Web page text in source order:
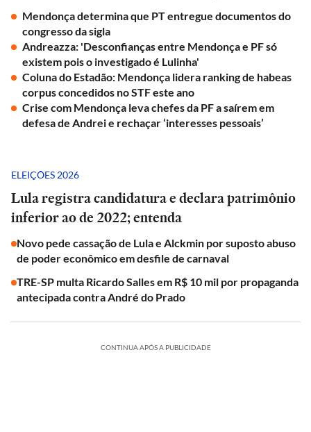
Mendonça determina que PT entregue documentos do
congresso da sigla
Andreazza: 'Desconfianças entre Mendonça e PF só
existem pois o investigado é Lulinha'
Coluna do Estadão: Mendonça lidera ranking de habeas
corpus concedidos no STF este ano
Crise com Mendonça leva chefes da PF a saírem em
defesa de Andrei e rechaçar ‘interesses pessoais’
ELEIÇÕES 2026
Lula registra candidatura e declara patrimônio
inferior ao de 2022; entenda
Novo pede cassação de Lula e Alckmin por suposto abuso
de poder econômico em desfile de carnaval
TRE-SP multa Ricardo Salles em R$ 10 mil por propaganda
antecipada contra André do Prado
CONTINUA APÓS A PUBLICIDADE